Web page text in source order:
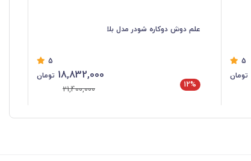
5
تومان
علم دوش دوکاره شودر مدل بلا
5
12%
18,832,000 تومان
21,400,000